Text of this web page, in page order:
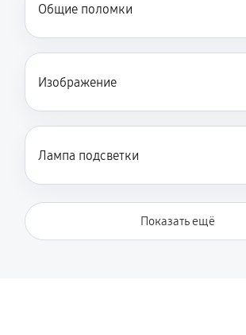
Замена оптического
900 руб
1620 руб 60 минут
Замена балластера
Общие поломки
Изображение
Лампа подсветки
Показать ещё